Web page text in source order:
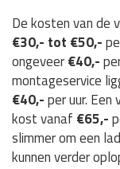
De kosten van de
€30,- tot €50,-
ongeveer€40,-
montageservice
€40,-per uur.
kost vanaf €65,-
slimmer om een
kunnen verder